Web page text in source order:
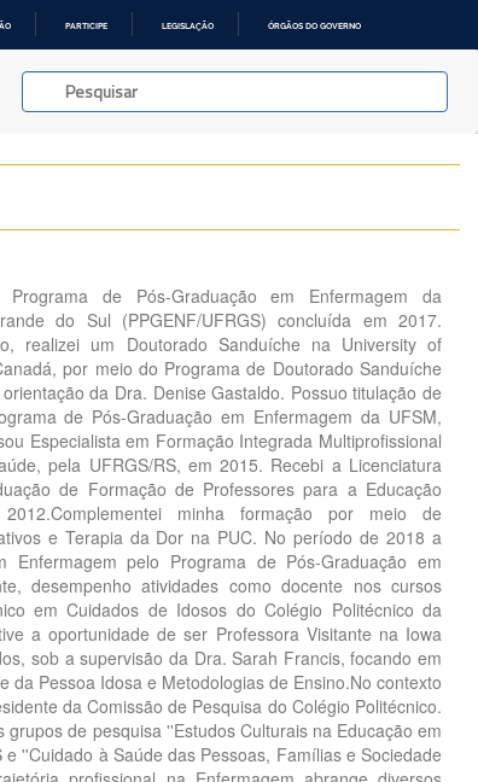
PARTICIPE LEGISLAÇÃO ÓRGÃOS DO GOVERNO
de Pós-Graduação em Enfermagem da
do Sul (PPGENF/UFRGS) concluída em 2017.
realizei um Doutorado Sanduíche na University of
por meio do Programa de Doutorado Sanduíche
da Dra. Denise Gastaldo. Possuo titulação de
de Pós-Graduação em Enfermagem da UFSM,
Especialista em Formação Integrada Multiprofissional
pela UFRGS/RS, em 2015. Recebi a Licenciatura
de Formação de Professores para a Educação
minha formação por meio de
e Terapia da Dor na PUC. No período de 2018 a
Enfermagem pelo Programa de Pós-Graduação em
desempenho atividades como docente nos cursos
em Cuidados de Idosos do Colégio Politécnico da
a oportunidade de ser Professora Visitante na Iowa
sob a supervisão da Dra. Sarah Francis, focando em
da Pessoa Idosa e Metodologias de Ensino.No contexto
da Comissão de Pesquisa do Colégio Politécnico.
de pesquisa ''Estudos Culturais na Educação em
''Cuidado à Saúde das Pessoas, Famílias e Sociedade